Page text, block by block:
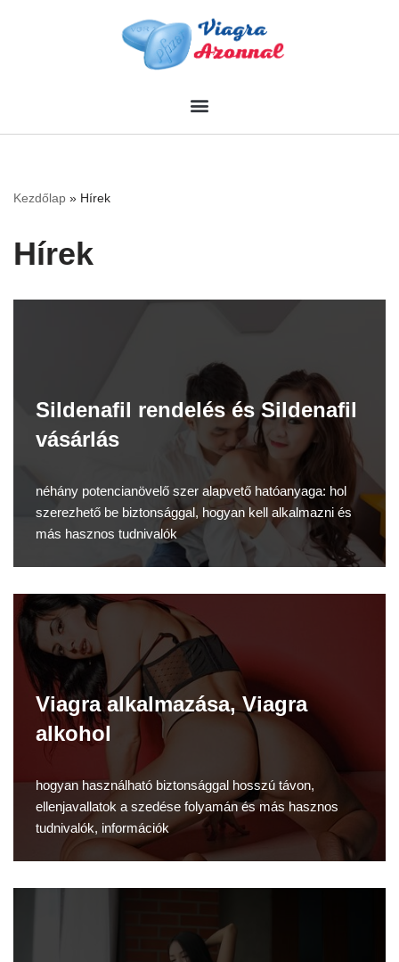
Kezdőlap » Hírek
Hírek
Sildenafil rendelés és Sildenafil
vásárlás
néhány potencianövelő szer alapvető hatóanyaga: hol
szerezhető be biztonsággal, hogyan kell alkalmazni és
más hasznos tudnivalók
Viagra alkalmazása, Viagra
alkohol
hogyan használható biztonsággal hosszú távon,
ellenjavallatok a szedése folyamán és más hasznos
tudnivalók, információk